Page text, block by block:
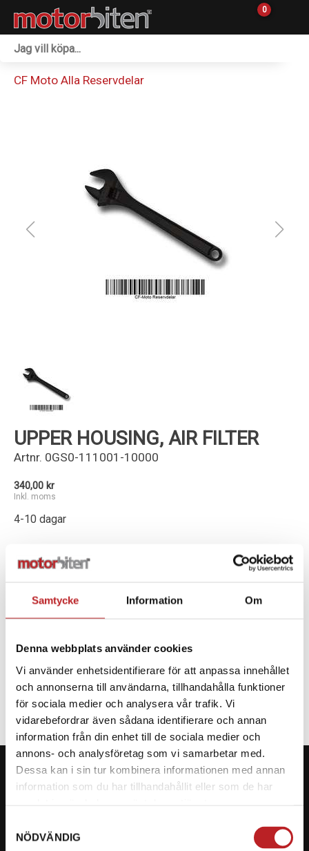
Samtycke Information Om
Denna webbplats använder cookies
Vi använder enhetsidentifierare för att anpassa innehållet
och annonserna till användarna, tillhandahålla funktioner
för sociala medier och analysera vår trafik. Vi
vidarebefordrar även sådana identifierare och annan
information från din enhet till de sociala medier och
annons- och analysföretag som vi samarbetar med.
Dessa kan i sin tur kombinera informationen med annan
information som du har tillhandahållit eller som de har
NÖDVÄNDIG
0
Reservdelar
Sprängskisser
CF Moto Alla Reservdelar
UPPER HOUSING, AIR FILTER
Artnr. 0GS0-111001-10000
340,00 kr
Inkl. moms
4-10 dagar
- +
SPECIFIKATION